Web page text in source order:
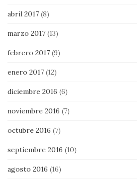
abril 2017 (8)
marzo 2017 (13)
febrero 2017 (9)
enero 2017 (12)
diciembre 2016 (6)
noviembre 2016 (7)
octubre 2016 (7)
septiembre 2016 (10)
agosto 2016 (16)